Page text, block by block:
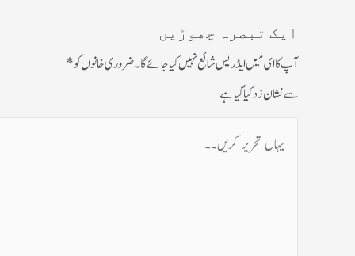
ایک تبصرہ چھوڑیں
آپ کا ای میل ایڈریس شائع نہیں کیا جائے گا۔ضروری خانوں کو*
سے نشان زد کیا گیا ہے